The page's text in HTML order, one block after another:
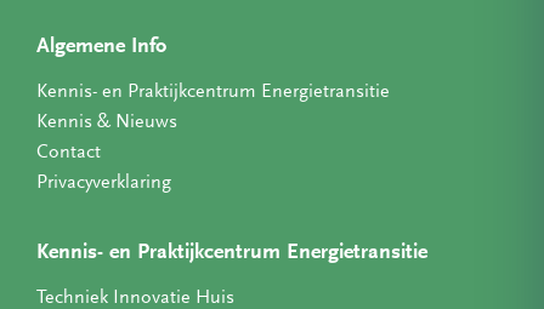
Algemene Info
Kennis- en Praktijkcentrum Energietransitie
Kennis & Nieuws
Contact
Privacyverklaring
Kennis- en Praktijkcentrum Energietransitie
Techniek Innovatie Huis